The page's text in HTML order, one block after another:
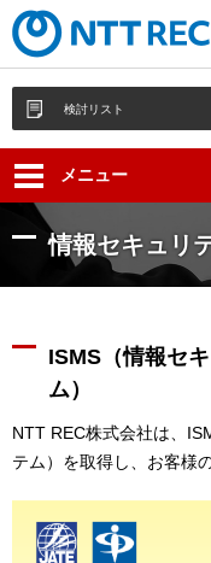
検討リスト
メニュー
情報セキュリ
ISMS（情報セ
ム）
NTT REC株式会社は、
テム）を取得し、お客様